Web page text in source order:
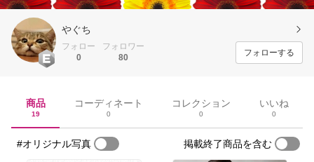
やぐち
フォロー
0
フォロワー
80
フォローする
商品
19
コーディネート
0
コレクション
0
いいね
0
#オリジナル写真 掲載終了商品を含む